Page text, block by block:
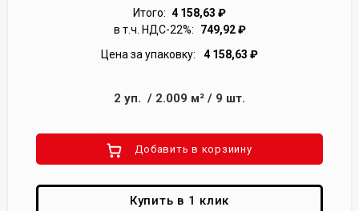
Итого: 4 158,63 ₽
в т.ч. НДС-22%:
749,92₽
Цена за упаковку:
4 158,63 ₽
2 уп. / 2.009 м² / 9 шт.
Добавить в корзиину
Купить в 1 клик